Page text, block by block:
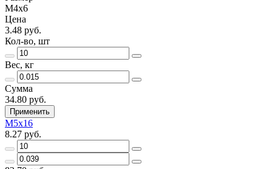
М4х6
Цена
3.48 руб.
Кол-во, шт
Вес, кг
Сумма
34.80 руб.
Применить
М5х16
8.27 руб.